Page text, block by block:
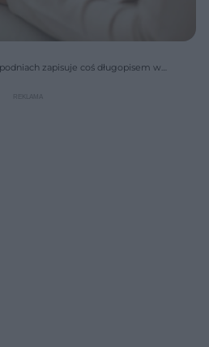
zapisuje coś długopisem w
stresem, o czym przeczytasz więcej